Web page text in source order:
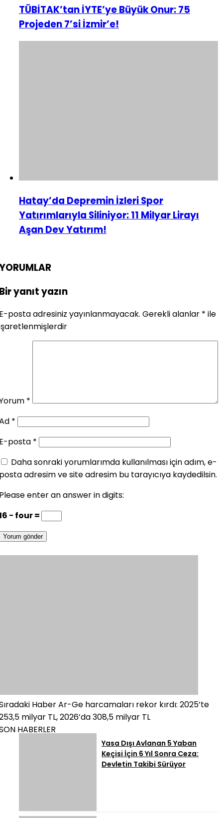
TÜBİTAK’tan İYTE’ye Büyük Onur: 75
Projeden 7’si İzmir’e!
Hatay’da Depremin İzleri Spor
Yatırımlarıyla Siliniyor: 11 Milyar Lirayı
Aşan Dev Yatırım!
yanıt yazın
posta adresiniz yayınlanmayacak. Gerekli alanlar * ile
*
*
posta *
Daha sonraki yorumlarımda kullanılması için adım, e-
adresim ve site adresim bu tarayıcıya kaydedilsin.
enter an answer in digits:
− four =
HaberAr-Ge harcamaları rekor kırdı: 2025’te
milyar TL, 2026’da 308,5 milyar TL
HABERLER
Yasa Dışı Avlanan 5 Yaban
Keçisi İçin 6 Yıl Sonra Ceza:
Devletin Takibi Sürüyor